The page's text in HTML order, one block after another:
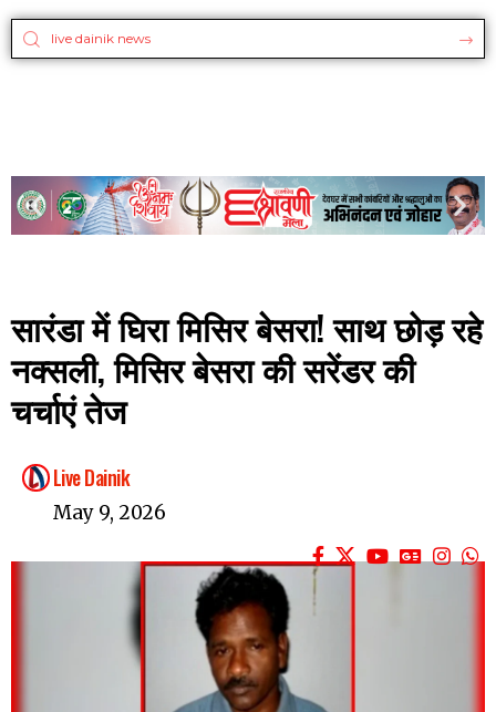
सारंडा में घिरा मिसिर बेसरा! साथ छोड़ रहे
नक्सली, मिसिर बेसरा की सरेंडर की
चर्चाएं तेज
Live Dainik
May 9, 2026